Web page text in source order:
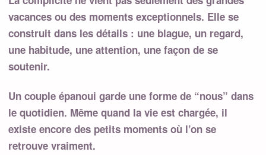
vacances ou des moments exceptionnels. Elle se
construit dans les détails : une blague, un regard,
une habitude, une attention, une façon de se
soutenir.
Un couple épanoui garde une forme de “nous” dans
le quotidien. Même quand la vie est chargée, il
existe encore des petits moments où l’on se
retrouve vraiment.